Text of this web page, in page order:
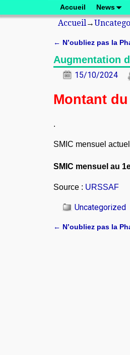
Accueil News
Accueil→
← N’oubliez pas la
Augmentation
15/10/2024
Montant
. SMIC
SMIC
SMIC
Source : URSSAF
Uncategorized
← N’oubliez pas la